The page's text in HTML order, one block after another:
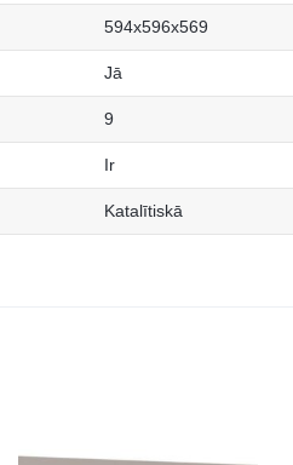
594x596x569
Jā
9
Ir
Katalītiskā